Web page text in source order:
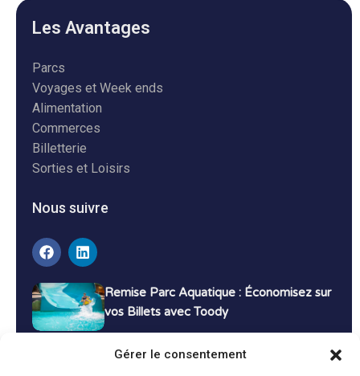
Gérer le consentement
Les Avantages
Parcs
Voyages et Week ends
Alimentation
Commerces
Billetterie
Sorties et Loisirs
Nous suivre
Remise Parc Aquatique : Économisez sur
vos Billets avec Toody